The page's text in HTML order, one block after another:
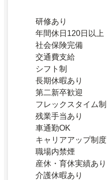
研修あり
年間休日120日以上
社会保険完備
交通費支給
シフト制
長期休暇あり
第二新卒歓迎
フレックスタイム制
残業手当あり
車通勤OK
キャリアアップ制度
職場内禁煙
産休・育休実績あり
介護休暇あり